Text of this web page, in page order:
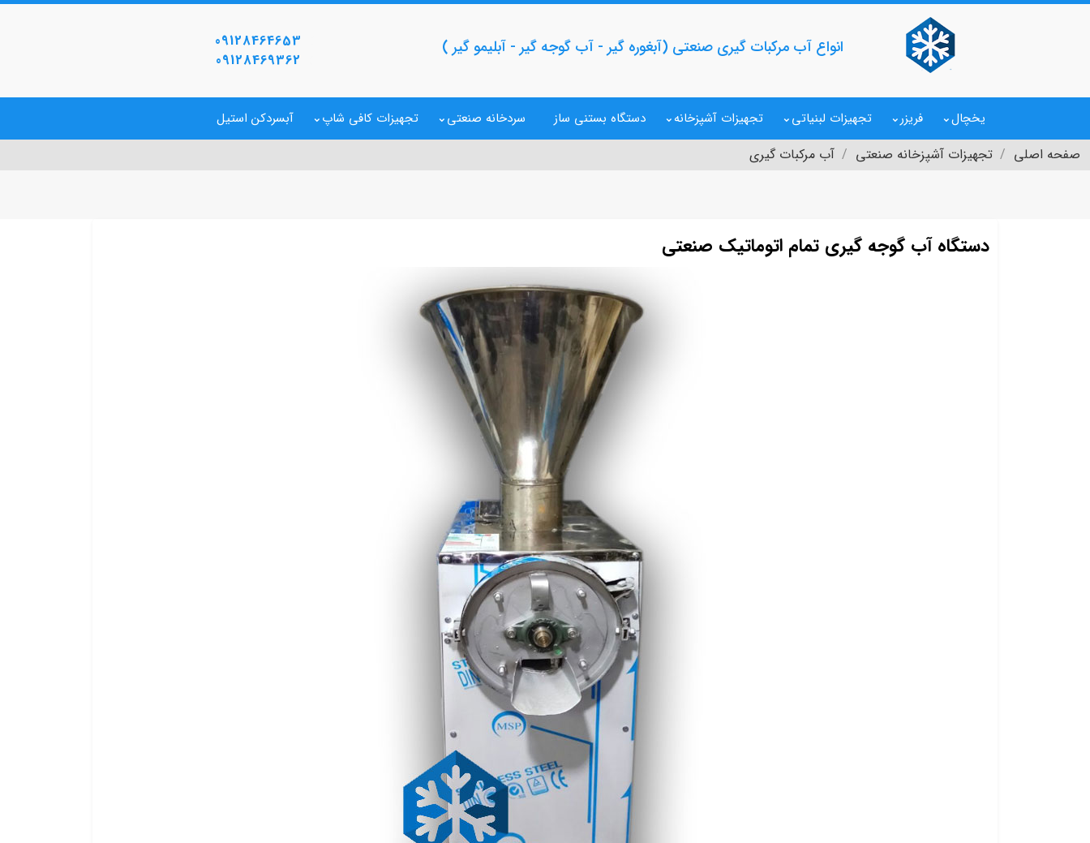
انواع آب مرکبات گیری صنعتی (آبغوره گیر - آب گوجه گیر - آبلیمو گیر )
09128464653
09128469362
یخچال فریزر تجهیزات لبنیاتی تجهیزات آشپزخانه دستگاه بستنی ساز سردخانه صنعتی تجهیزات کافی شاپ آبسردکن استیل
صفحه اصلی تجهیزات آشپزخانه صنعتی آب مرکبات گیری
دستگاه آب گوجه گیری تمام اتوماتیک صنعتی